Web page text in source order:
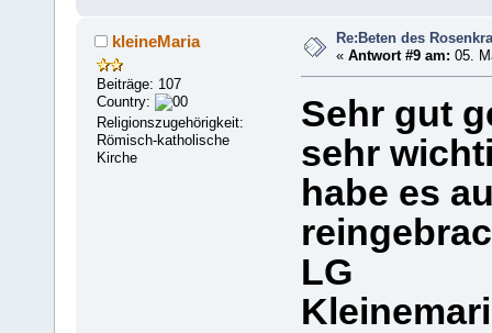
kleineMaria
Beiträge: 107
Country:
Religionszugehörigkeit:
Römisch-katholische
Kirche
Re:Beten des
«Antwort #9 am: 05.
Sehr gut
sehr
habe es
LG